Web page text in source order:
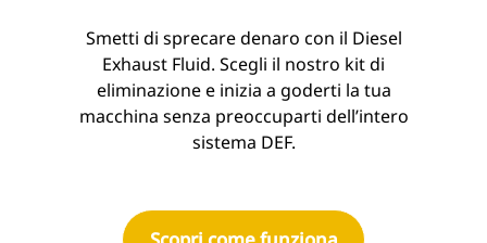
Smetti di sprecare denaro con il Diesel
Exhaust Fluid. Scegli il nostro kit di
eliminazione e inizia a goderti la tua
macchina senza preoccuparti dell’intero
sistema DEF.